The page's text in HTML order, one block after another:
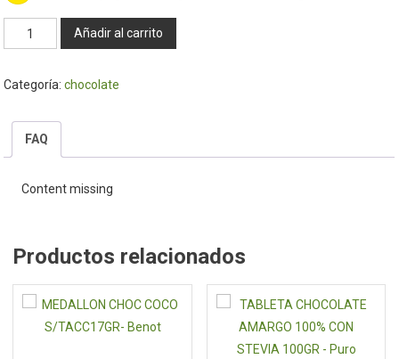
BARRA
CHOCOLATE
Benot
cantidad
Añadir al carrito
Categoría:chocolate
FAQ
Content missing
Productos relacionados